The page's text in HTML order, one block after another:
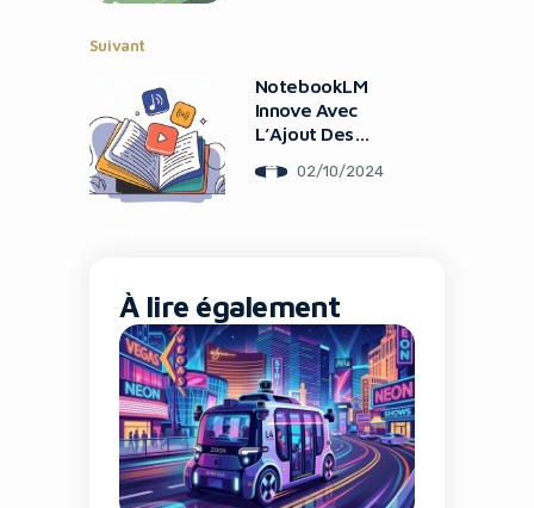
Suivant
NotebookLM
Innove Avec
L’Ajout Des
Et Fichiers Audio
02/10/2024
À lire également
Yes, I will turn off Ad-Blocker
No Thanks